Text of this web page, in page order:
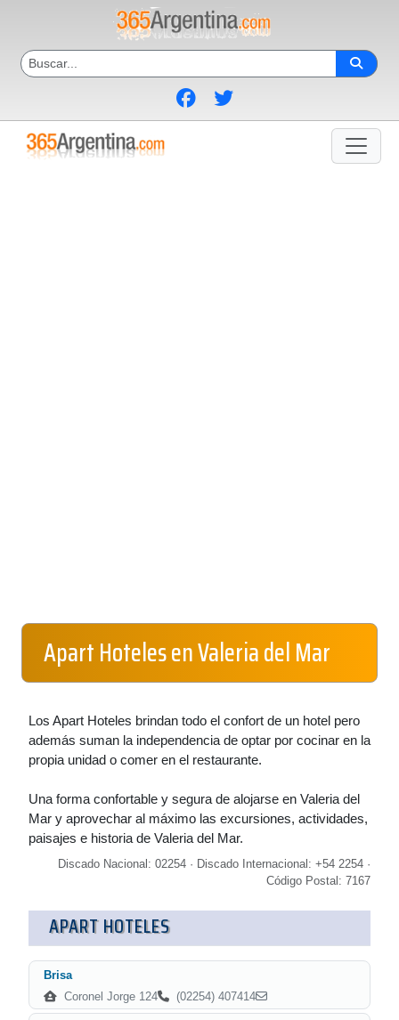
Apart Hoteles en Valeria del Mar
Los Apart Hoteles brindan todo el confort de un hotel pero
además suman la independencia de optar por cocinar en la
propia unidad o comer en el restaurante.
Una forma confortable y segura de alojarse en Valeria del
Mar y aprovechar al máximo las excursiones, actividades,
paisajes e historia de Valeria del Mar.
Discado Nacional: 02254 · Discado Internacional: +54 2254 ·
Código Postal: 7167
APART HOTELES
Brisa
Coronel Jorge 124
(02254) 407414